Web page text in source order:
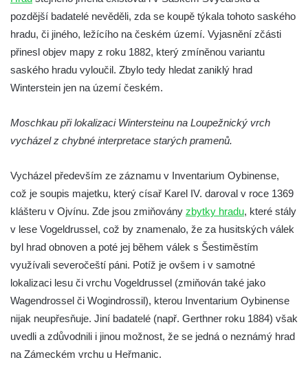
Hrad Hřídelík
Hrad Vrabinec
Hrad Starý Falkenburk
Hrad Andělská Hora
Hrad Kalich
Hrad Panna
Hrad Hněvín
Hrad Hungerberg
Hrad Hartenštejn
Hrad Oparno
Hrad Děvín (u Hamru na Jezeře)
Hrad Fredevald (Pustý zámek) u České
Kamenice
pozdější badatelé nevěděli, zda se koupě týkala tohoto saského
hradu, či jiného, ležícího na českém území. Vyjasnění zčásti
přinesl objev mapy z roku 1882, který zmíněnou variantu
saského hradu vyloučil. Zbylo tedy hledat zaniklý hrad
Winterstein jen na území českém.
Moschkau při lokalizaci Wintersteinu na Loupežnický vrch
vycházel z chybné interpretace starých pramenů.
Vycházel především ze záznamu v Inventarium Oybinense,
což je soupis majetku, který císař Karel IV. daroval v roce 1369
klášteru v Ojvínu. Zde jsou zmiňovány zbytky hradu, které stály
v lese Vogeldrussel, což by znamenalo, že za husitských válek
byl hrad obnoven a poté jej během válek s Šestiměstím
využívali severočeští páni. Potíž je ovšem i v samotné
lokalizaci lesu či vrchu Vogeldrussel (zmiňován také jako
Wagendrossel či Wogindrossil), kterou Inventarium Oybinense
nijak neupřesňuje. Jiní badatelé (např. Gerthner roku 1884) však
uvedli a zdůvodnili i jinou možnost, že se jedná o neznámý hrad
na Zámeckém vrchu u Heřmanic.